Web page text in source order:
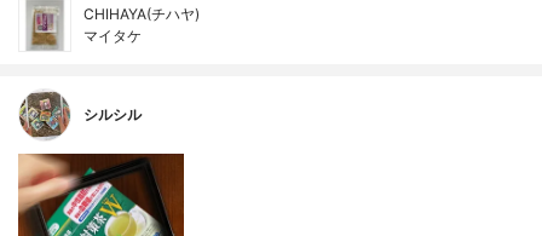
CHIHAYA(チハヤ)
マイタケ
シルシル